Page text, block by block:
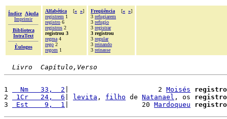
Índice
Ajuda
Imprimir
Biblioteca
IntraText
Èulogos
Alfabética [« »]
registrem 1
registro 6
registros 2
registrou 3
regma 4
rego 2
regom 1
Freqüência [« »]
3 refugiarem
3 refugio
3 registrar
3 registrou
3 regular
3 reinando
3 reinasse
Livro  Capítulo,Verso
1
  Nm   33,  2
|                      2 Moisés
2
1Cr   24,  6 levita , filho de Natanael , os
3
Est    9,  1 |                  20 Mardoqueu